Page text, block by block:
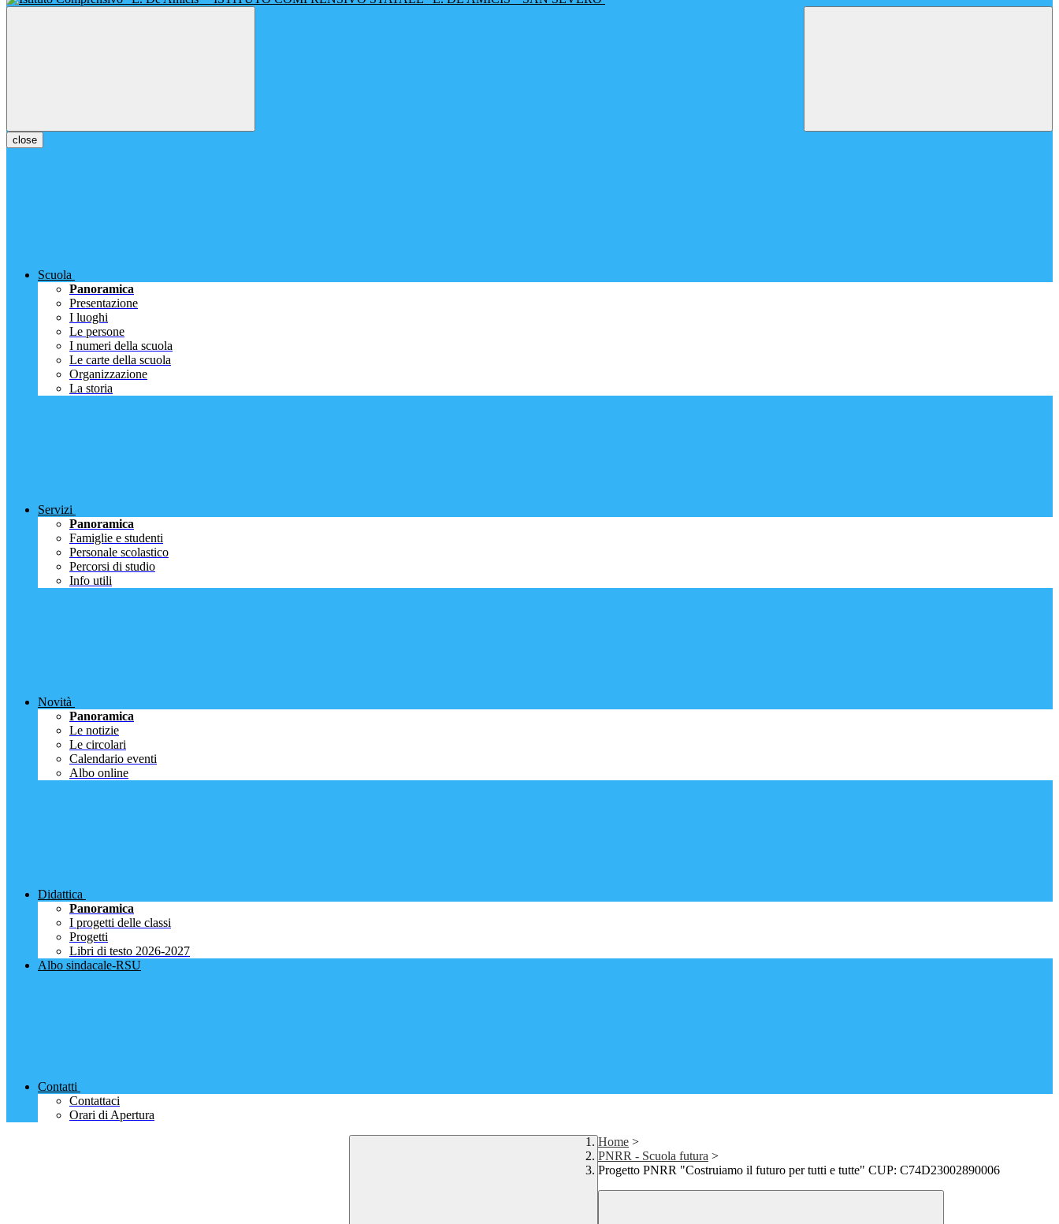
close
Scuola
Panoramica
Presentazione
I luoghi
Le persone
I numeri della scuola
Le carte della scuola
Organizzazione
La storia
Servizi
Panoramica
Famiglie e studenti
Personale scolastico
Percorsi di studio
Info utili
Novità
Panoramica
Le notizie
Le circolari
Calendario eventi
Albo online
Didattica
Panoramica
I progetti delle classi
Progetti
Libri di testo 2026-2027
Albo sindacale-RSU
Contatti
Contattaci
Orari di Apertura
Home >
PNRR - Scuola futura >
Progetto PNRR "Costruiamo il futuro per tutti e tutte" CUP: C74D23002890006